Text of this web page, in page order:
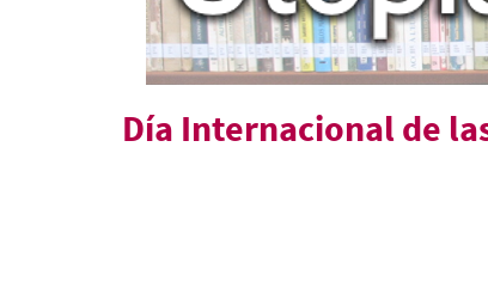
Día Internacional de